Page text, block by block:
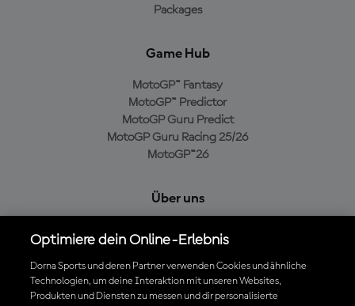
Packages
Game Hub
MotoGP™ Fantasy
MotoGP™ Predictor
MotoGP Guru Predict
MotoGP Guru Racing 25/26
MotoGP™26
Über uns
Cookie-Richtlinien
Geschäftsbedingungen
Datenschutzrichtlinien
Kaufrichtlinie
Optimiere dein Online-Erlebnis
Dorna Sports und deren Partner verwenden Cookies und ähnliche
Technologien, um deine Interaktion mit unseren Websites,
Produkten und Diensten zu messen und dir personalisierte